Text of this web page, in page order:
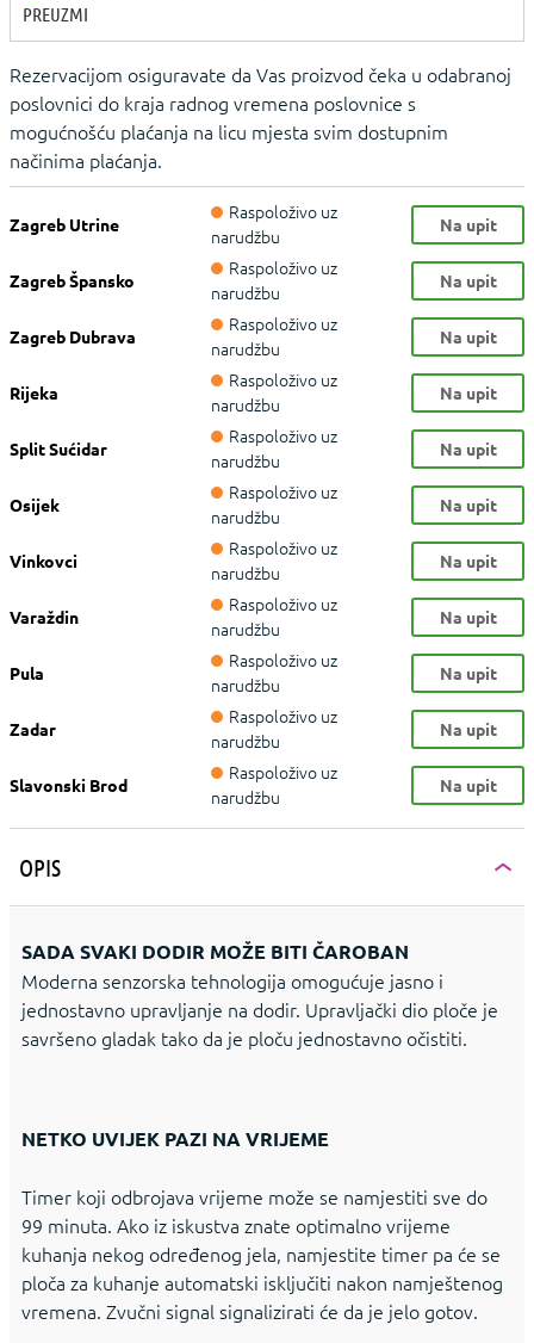
PREUZMI
Rezervacijom osiguravate da Vas proizvod čeka u odabranoj
poslovnici do kraja radnog vremena poslovnice s
mogućnošću plaćanja na licu mjesta svim dostupnim
načinima plaćanja.
Zagreb Utrine
Raspoloživo uz
narudžbu
Na upit
Zagreb Špansko
Raspoloživo uz
narudžbu
Na upit
Zagreb Dubrava
Raspoloživo uz
narudžbu
Na upit
Rijeka
Raspoloživo uz
narudžbu
Na upit
Split Sućidar
Raspoloživo uz
narudžbu
Na upit
Osijek
Raspoloživo uz
narudžbu
Na upit
Vinkovci
Raspoloživo uz
narudžbu
Na upit
Varaždin
Raspoloživo uz
narudžbu
Na upit
Pula
Raspoloživo uz
narudžbu
Na upit
Zadar
Raspoloživo uz
narudžbu
Na upit
Slavonski Brod
Raspoloživo uz
narudžbu
Na upit
OPIS
SADA SVAKI DODIR MOŽE BITI ČAROBAN
Moderna senzorska tehnologija omogućuje jasno i
jednostavno upravljanje na dodir. Upravljački dio ploče je
savršeno gladak tako da je ploču jednostavno očistiti.
NETKO UVIJEK PAZI NA VRIJEME
Timer koji odbrojava vrijeme može se namjestiti sve do
99 minuta. Ako iz iskustva znate optimalno vrijeme
kuhanja nekog određenog jela, namjestite timer pa će se
ploča za kuhanje automatski isključiti nakon namještenog
vremena. Zvučni signal signalizirati će da je jelo gotov.